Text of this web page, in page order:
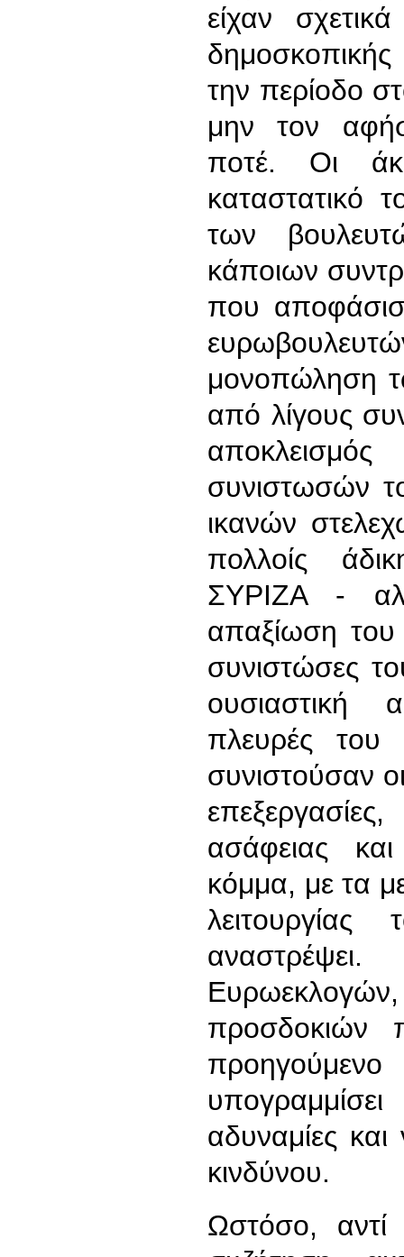
είχαν
την περίοδο
μην τον
ποτέ. Οι
καταστατικό
των
κάποιων
που
μονοπώληση
από λίγους
συνιστωσών
ικανών
πολλοίς
ΣΥΡΙΖΑ -
απαξίωση
συνιστώσες
πλευρές του
συνιστούσαν
ασάφειας
κόμμα, με τα
προσδοκιών
αδυναμίες
κινδύνου.
Ωστόσο,